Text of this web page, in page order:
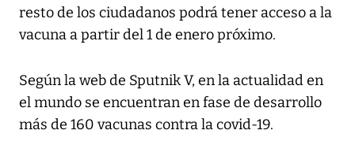
resto de los ciudadanos podrá tener acceso a la
vacuna a partir del 1 de enero próximo.
Según la web de Sputnik V, en la actualidad en
el mundo se encuentran en fase de desarrollo
más de 160 vacunas contra la covid-19.